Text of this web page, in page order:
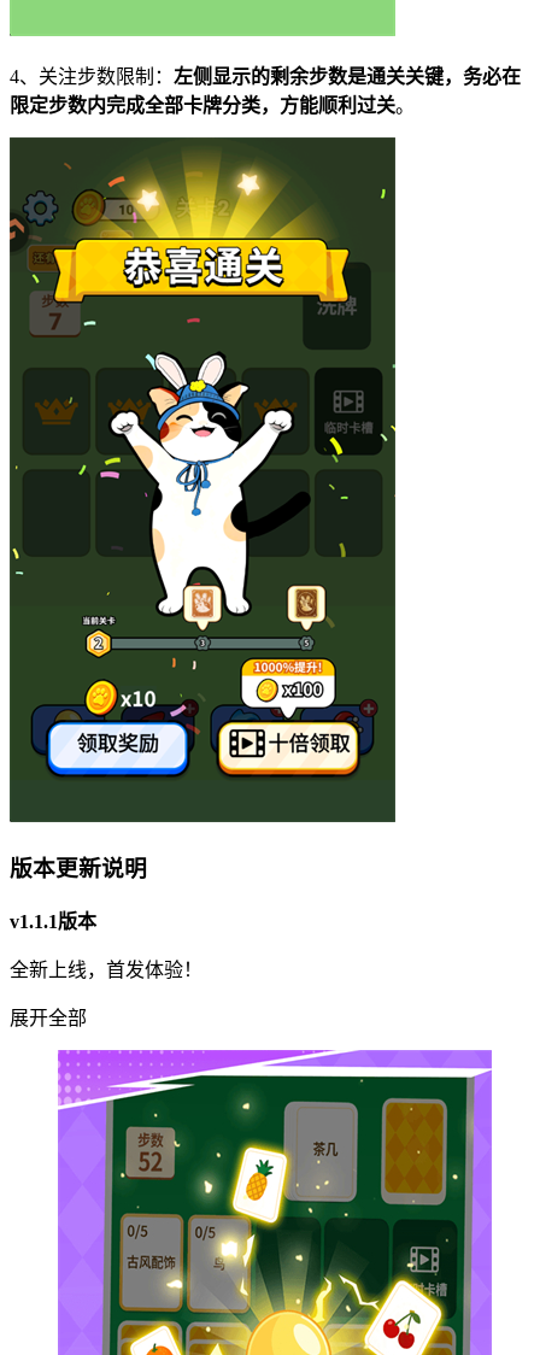
4、关注步数限制： 左侧显示的剩余步数是通关关键，务必在
限定步数内完成全部卡牌分类，方能顺利过关。
版本更新说明
v1.1.1版本
全新上线，首发体验！
展开全部